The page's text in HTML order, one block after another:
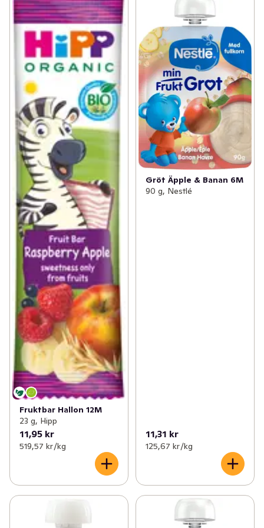
Fruktbar Hallon 12M
23 g, Hipp
11,95 kr
519,57 kr /kg
Gröt Äpple & Banan 6M
90 g, Nestlé
11,31 kr
125,67 kr /kg